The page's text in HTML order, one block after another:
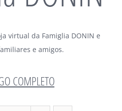
virtual da Famiglia DONIN e
e amigos.
COMPLETO